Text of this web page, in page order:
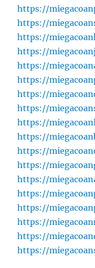
https://
https://
https://
https://
https://
https://
https://
https://
https://
https://
https://
https://
https://
https://
https://
https://
https://
https://